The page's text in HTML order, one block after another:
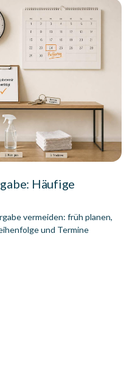
Häufige
vermeiden: früh planen,
und Termine